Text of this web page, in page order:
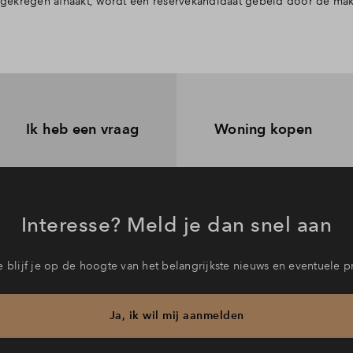
Ik heb een vraag Woning kopen
Interesse? Meld je dan snel aan
blijf je op de hoogte van het belangrijkste nieuws en eventuele
Ja, ik wil mij aanmelden